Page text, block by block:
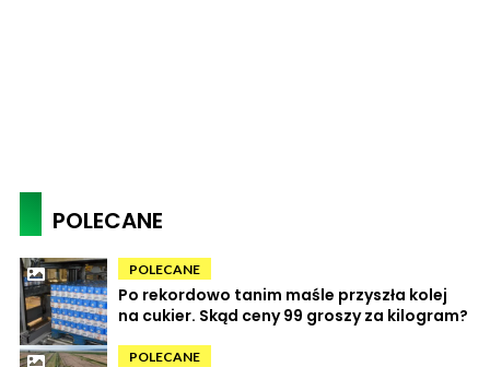
POLECANE
POLECANE
Po rekordowo tanim maśle przyszła kolej
na cukier. Skąd ceny 99 groszy za kilogram?
POLECANE